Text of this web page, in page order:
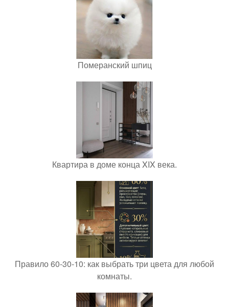
Померанский шпиц
Квартира в доме конца XIX века.
Правило 60-30-10: как выбрать три цвета для любой
комнаты.